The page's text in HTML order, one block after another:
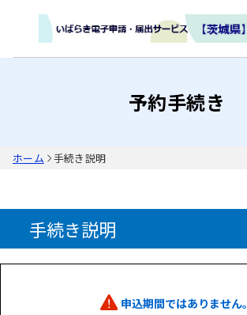
予約手続き
ホーム 手続き説明
手続き説明
申込期間ではありません。